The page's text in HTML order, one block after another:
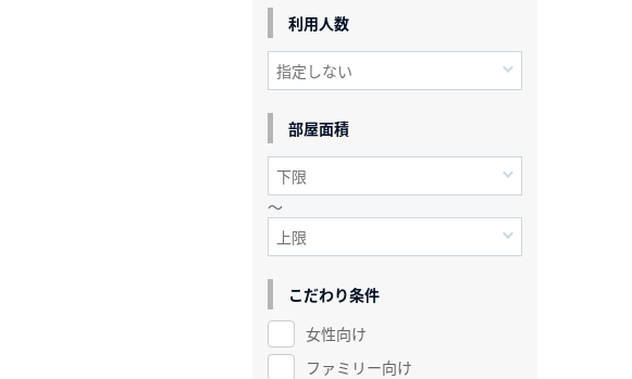
利用人数
部屋面積
～
こだわり条件
女性向け
ファミリー向け